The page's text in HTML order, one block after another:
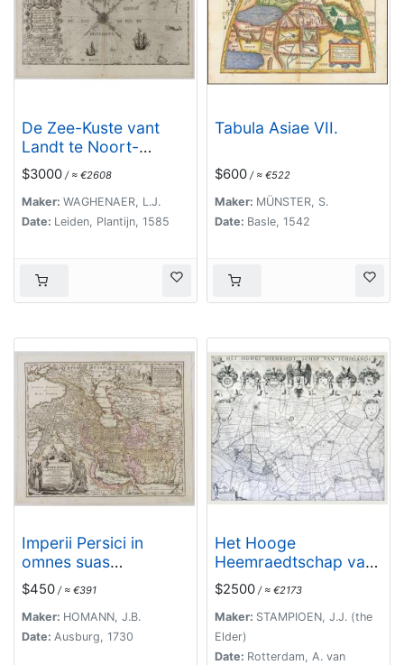
De Zee-Kuste vant
Landt te Noort-
oosten sorterende
onder Norweghen
ende eendeels onder
Sweden alsoe tlandt
Distelberch tot
Waersberghe.
$3000 / ≈ €2608
Maker: WAGHENAER, L.J.
Date: Leiden, Plantijn, 1585
Tabula Asiae VII.
$600 / ≈ €522
Maker: MÜNSTER, S.
Date: Basle, 1542
Imperii Persici in
omnes suas
Provincias . . . Exacte
Divisi Nova Tabula
Geographica. . .
$450 / ≈ €391
Maker: HOMANN, J.B.
Date: Ausburg, 1730
Het Hooge
Heemraedtschap van
Schielandt.
$2500 / ≈ €2173
Maker: STAMPIOEN, J.J. (the
Elder)
Date: Rotterdam, A. van